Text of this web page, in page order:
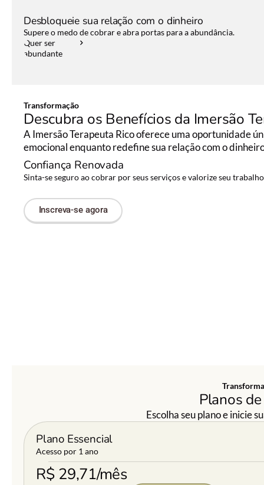
Desbloqueie sua relação com o dinheiro
Supere o medo de cobrar e abra portas para a abundância.
Quer ser
abundante
Transformação
Descubra os Benefícios da Imersão
A Imersão Terapeuta Rico oferece uma oportunidade
emocional enquanto redefine sua relação com o
Confiança Renovada
Sinta-se seguro ao cobrar por seus serviços e valorize seu
Inscreva-se agora​
Planos
Escolha seu plano e inicie
Plano Essencial
Acesso por 1 ano
R$ 29,71/mês